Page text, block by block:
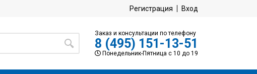
Регистрация Вход
Заказ и консультации по телефону
8 (495) 151-13-51
Понедельник-Пятница с 10 до 19